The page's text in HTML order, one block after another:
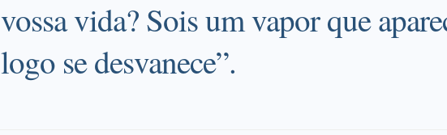
vossa vida? Sois um vapor que
logo se desvanece”.